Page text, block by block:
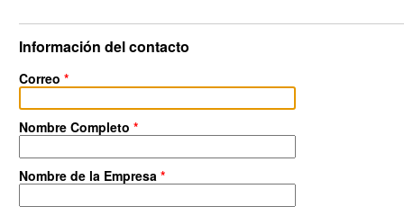
Información del contacto
Correo *
Nombre Completo *
Nombre de la Empresa *